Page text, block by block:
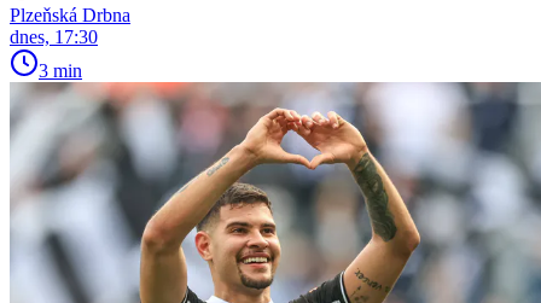
Plzeňská Drbna
dnes, 17:30
3 min